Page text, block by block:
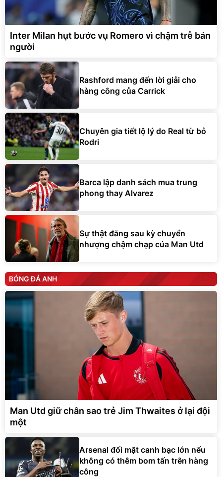
Inter Milan hụt bước vụ Romero vì chậm trễ bán
người
Rashford mang đến lời giải cho
hàng công của Carrick
Chuyên gia tiết lộ lý do Real từ bỏ
Rodri
Barca lập danh sách mua trung
phong thay Alvarez
Sự thật đằng sau kỳ chuyển
nhượng chậm chạp của Man Utd
BÓNG ĐÁ ANH
Man Utd giữ chân sao trẻ Jim Thwaites ở lại đội
một
Arsenal đối mặt canh bạc lớn nếu
không có thêm bom tấn trên hàng
công